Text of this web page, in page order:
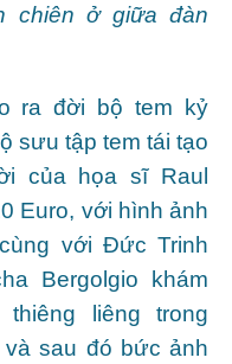
chiên ở giữa đàn
ra đời bộ tem kỷ
sưu tập tem tái tạo
của họa sĩ Raul
Euro, với hình ảnh
với Đức Trinh
Bergolgio khám
liêng trong
sau đó bức ảnh